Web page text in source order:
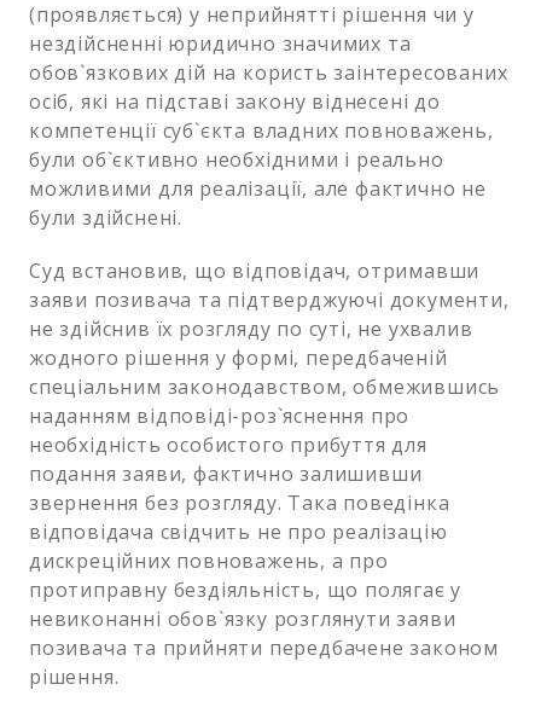
(проявляється) у неприйнятті рішення чи у
нездійсненні юридично значимих та
обов`язкових дій на користь заінтересованих
осіб, які на підставі закону віднесені до
компетенції суб`єкта владних повноважень,
були об`єктивно необхідними і реально
можливими для реалізації, але фактично не
були здійснені.
Суд встановив, що відповідач, отримавши
заяви позивача та підтверджуючі документи,
не здійснив їх розгляду по суті, не ухвалив
жодного рішення у формі, передбаченій
спеціальним законодавством, обмежившись
наданням відповіді-роз`яснення про
необхідність особистого прибуття для
подання заяви, фактично залишивши
звернення без розгляду. Така поведінка
відповідача свідчить не про реалізацію
дискреційних повноважень, а про
протиправну бездіяльність, що полягає у
невиконанні обов`язку розглянути заяви
позивача та прийняти передбачене законом
рішення.